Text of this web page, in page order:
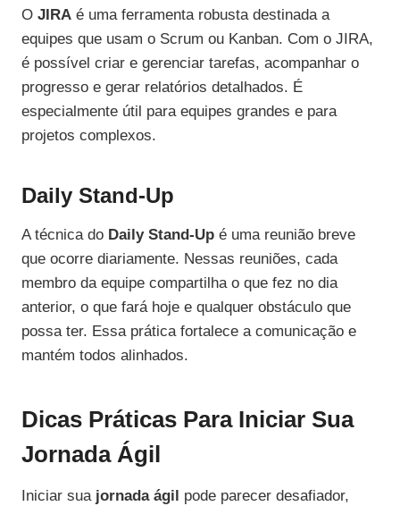
O JIRA é uma ferramenta robusta destinada a
equipes que usam o Scrum ou Kanban. Com o JIRA,
é possível criar e gerenciar tarefas, acompanhar o
progresso e gerar relatórios detalhados. É
especialmente útil para equipes grandes e para
projetos complexos.
Daily Stand-Up
A técnica do Daily Stand-Up é uma reunião breve
que ocorre diariamente. Nessas reuniões, cada
membro da equipe compartilha o que fez no dia
anterior, o que fará hoje e qualquer obstáculo que
possa ter. Essa prática fortalece a comunicação e
mantém todos alinhados.
Dicas Práticas Para Iniciar Sua
Jornada Ágil
Iniciar sua jornada ágil
pode parecer desafiador,